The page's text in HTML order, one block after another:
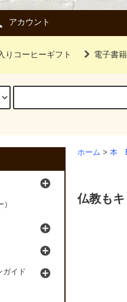
アカウント
りコーヒーギフト 電子書
ホーム > 本
仏教も
ガイド